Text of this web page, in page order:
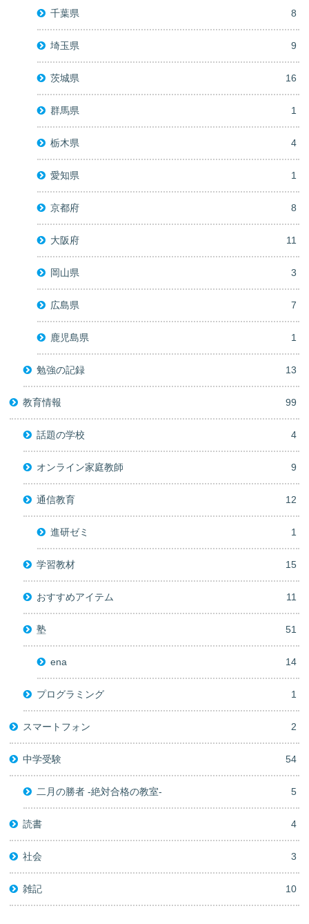
千葉県 8
埼玉県 9
茨城県 16
群馬県 1
栃木県 4
愛知県 1
京都府 8
大阪府 11
岡山県 3
広島県 7
鹿児島県 1
勉強の記録 13
教育情報 99
話題の学校 4
オンライン家庭教師 9
通信教育 12
進研ゼミ 1
学習教材 15
おすすめアイテム 11
塾 51
ena 14
プログラミング 1
スマートフォン 2
中学受験 54
二月の勝者 -絶対合格の教室- 5
読書 4
社会 3
雑記 10